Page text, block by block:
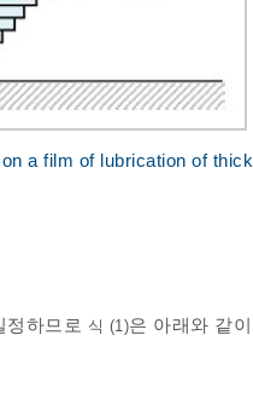
on a film of lubrication of
정하므로 식 (1)은 아래와 같